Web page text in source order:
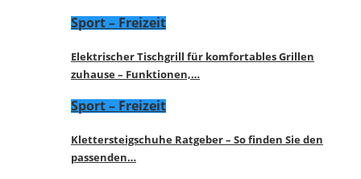
Sport – Freizeit
Elektrischer Tischgrill für komfortables Grillen
zuhause – Funktionen,…
Sport – Freizeit
Klettersteigschuhe Ratgeber – So finden Sie den
passenden…